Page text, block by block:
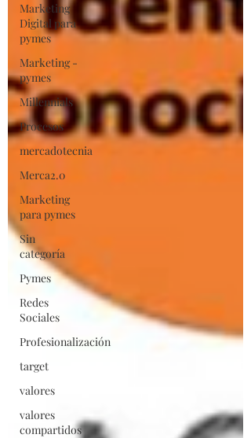
Marketing
Digital para
pymes
Marketing -
pymes
Millennials
Procesos
mercadotecnia
Merca2.0
Marketing
para pymes
Sin
categoría
Pymes
Redes
Sociales
Profesionalización
target
valores
valores
compartidos